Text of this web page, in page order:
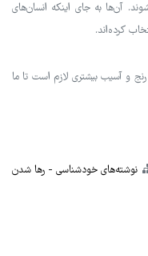
آن‌ها به جای اینکه انسان‌های
کرده‌اند.
رنج و آسیب بیشتری لازم است تا ما
نوشته‌های خودشناسی
رها شدن